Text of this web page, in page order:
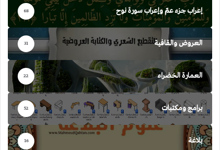
إعراب جزء عمّ وإعراب سورة نوح 68
العروض والقافية 31
العمارة الخضراء 22
برامج ومكتبات 52
بلاغة 16